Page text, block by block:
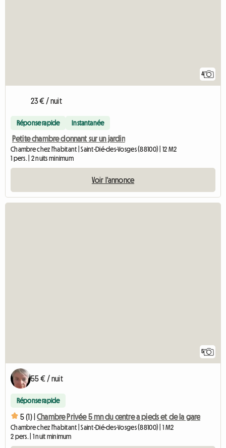
4
23 € / nuit
Réponse rapide Instantanée
Petite chambre donnant sur un jardin
Chambre chez l'habitant | Saint-Dié-des-Vosges (88100) | 12 M2
1 pers. | 2 nuits minimum
Voir l'annonce
5
55 € / nuit
Réponse rapide
5 (1) | Chambre Privée 5 mn du centre a pieds et de la gare
Chambre chez l'habitant | Saint-Dié-des-Vosges (88100) | 1 M2
2 pers. | 1 nuit minimum